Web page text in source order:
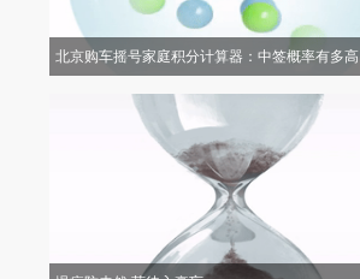
北京购车摇号家庭积分计算器：中签概率有多高